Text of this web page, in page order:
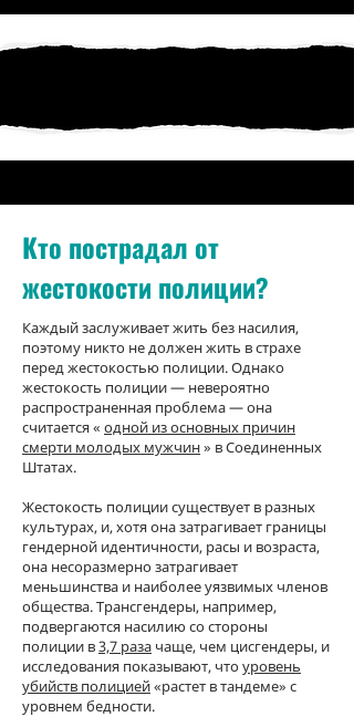
Кто пострадал от
жестокости полиции?
Каждый заслуживает жить без насилия,
поэтому никто не должен жить в страхе
перед жестокостью полиции. Однако
жестокость полиции — невероятно
распространенная проблема — она
считается « одной из основных причин
смерти молодых мужчин» в Соединенных
Штатах.
Жестокость полиции существует в разных
культурах, и, хотя она затрагивает границы
гендерной идентичности, расы и возраста,
она несоразмерно затрагивает
меньшинства и наиболее уязвимых членов
общества. Трансгендеры, например,
подвергаются насилию со стороны
полиции в3,7 раза чаще, чем цисгендеры, и
исследования показывают, чтоуровень
убийств полицией«растет в тандеме» с
уровнем бедности.